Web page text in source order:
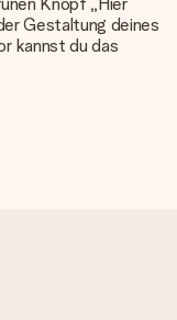
Gestaltung deines
kannst du das
um deinem
Geschenk
qualitativ